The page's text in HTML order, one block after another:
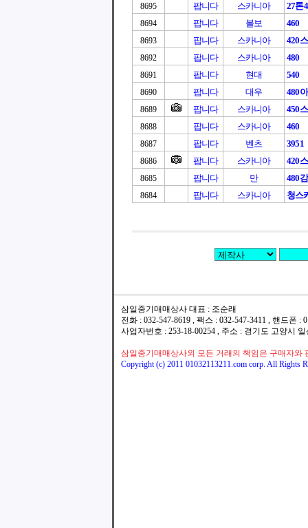
8695 팝니다 스카니아 27톤
8694 팝니다 볼보 460
8693 팝니다 스카니아 420
8692 팝니다 스카니아 480
8691 팝니다 현대 540
8690 팝니다 대우 480
8689 팝니다 스카니아 450
8688 팝니다 스카니아 460
8687 팝니다 벤츠 3951
8686 팝니다 스카니아 420
8685 팝니다 만 480
8684 팝니다 스카니아 청스
삼일중기매매상사 대표 : 조순래
전화 : 032-547-8619 , 팩스 : 032-547-3411 , 핸드폰
사업자번호 : 253-18-00254 , 주소 : 경기도 고양시
삼일중기매매상사외 모든 거래의 책임은 구매자와
Copyright (c) 2011 01032113211.com corp. All Rights